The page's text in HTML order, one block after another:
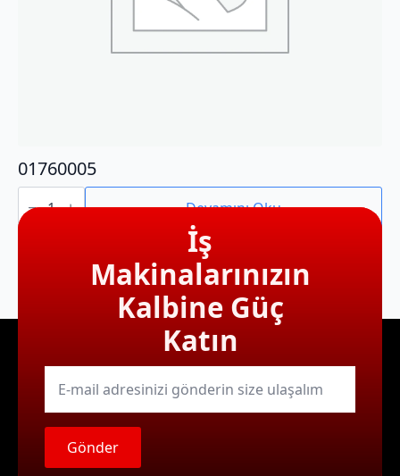
01760005
01760005
adet Devamını Oku
İş
Makinalarınızın
Kalbine Güç
Katın
E-
mail
Gönder